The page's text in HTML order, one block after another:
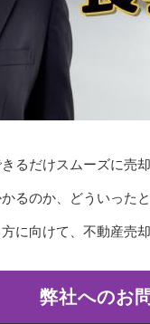
るだけスムーズに売
るのか、どういった
に向けて、不動産売
弊社へのお